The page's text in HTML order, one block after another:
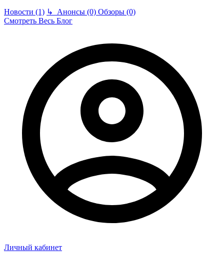
Новости (1) ↳ Анонсы (0) Обзоры (0)
Смотреть Весь Блог
Личный кабинет